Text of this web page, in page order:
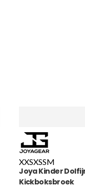
XXSXSSM
Joya Kinder
Kickboksbroek